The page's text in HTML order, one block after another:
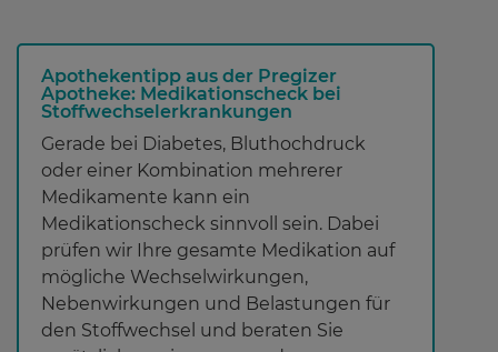
Apothekentipp aus der Pregizer
Apotheke: Medikationscheck bei
Stoffwechselerkrankungen
Gerade bei Diabetes, Bluthochdruck
oder einer Kombination mehrerer
Medikamente kann ein
Medikationscheck sinnvoll sein. Dabei
prüfen wir Ihre gesamte Medikation auf
mögliche Wechselwirkungen,
Nebenwirkungen und Belastungen für
den Stoffwechsel und beraten Sie